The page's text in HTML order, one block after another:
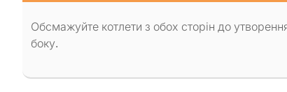
Обсмажуйте котлети з обох сторін до
боку.